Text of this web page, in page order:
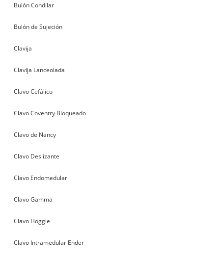
Bulón Condilar
Bulón de Sujeción
Clavija
Clavija Lanceolada
Clavo Cefálico
Clavo Coventry Bloqueado
Clavo de Nancy
Clavo Deslizante
Clavo Endomedular
Clavo Gamma
Clavo Hoggie
Clavo Intramedular Ender